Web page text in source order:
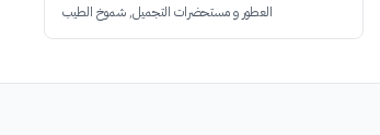
العطور و مستحضرات التجميل, شموخ الطيب